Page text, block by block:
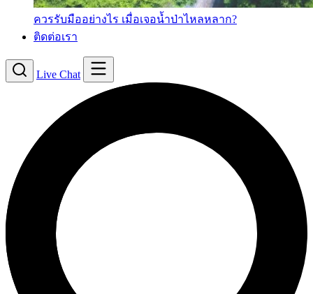
ควรรับมืออย่างไร เมื่อเจอน้ำป่าไหลหลาก?
ติดต่อเรา
Live Chat